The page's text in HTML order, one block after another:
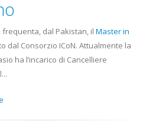
dal Pakistan, il Master in
dal Consorzio ICoN. Attualmente la
ha l’incarico di Cancelliere